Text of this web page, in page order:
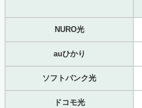
NURO光
auひかり
ソフトバンク光
ドコモ光